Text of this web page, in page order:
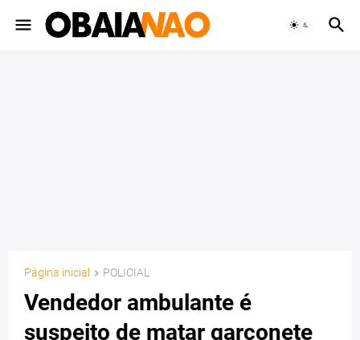
Página inicial POLICIAL
Vendedor ambulante é
suspeito de matar garçonete